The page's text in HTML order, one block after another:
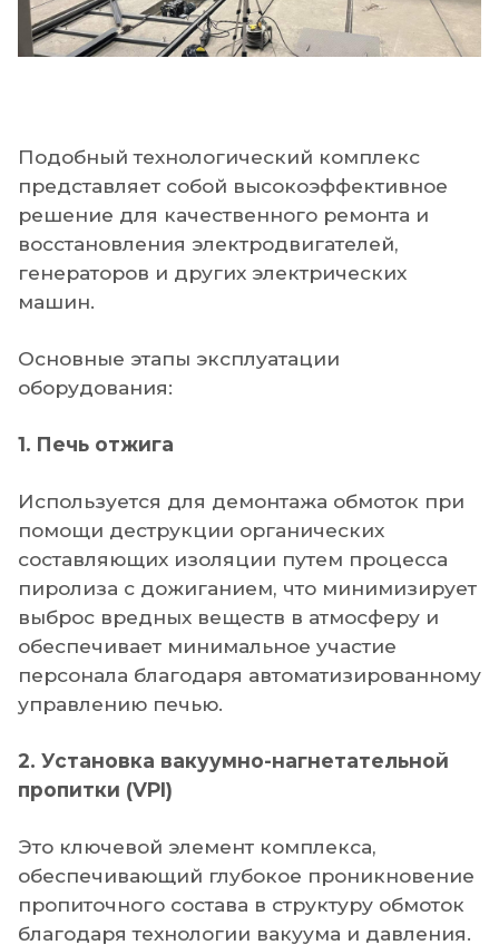
Подобный технологический комплекс
представляет собой высокоэффективное
решение для качественного ремонта и
восстановления электродвигателей,
генераторов и других электрических
машин.
Основные этапы эксплуатации
оборудования:
1. Печь отжига
Используется для демонтажа обмоток при
помощи деструкции органических
составляющих изоляции путем процесса
пиролиза с дожиганием, что минимизирует
выброс вредных веществ в атмосферу и
обеспечивает минимальное участие
персонала благодаря автоматизированному
управлению печью.
2. Установка вакуумно-нагнетательной
пропитки (VPI)
Это ключевой элемент комплекса,
обеспечивающий глубокое проникновение
пропиточного состава в структуру обмоток
благодаря технологии вакуума и давления.